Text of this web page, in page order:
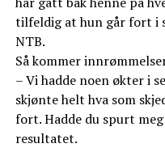
tilfeldig at hun går fort i
NTB.
Så kommer
– Vi hadde noen økter i
skjønte helt hva som
fort. Hadde du spurt
resultatet.